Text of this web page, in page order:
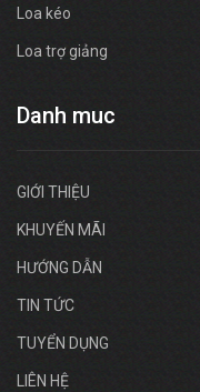
Loa kéo
Loa trợ giảng
Danh muc
GIỚI THIỆU
KHUYẾN MÃI
HƯỚNG DẪN
TIN TỨC
TUYỂN DỤNG
LIÊN HỆ